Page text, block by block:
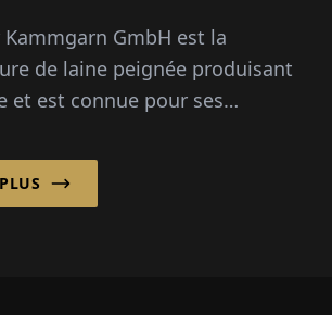
Kammgarn GmbH est la
de laine peignée produisant
et est connue pour ses